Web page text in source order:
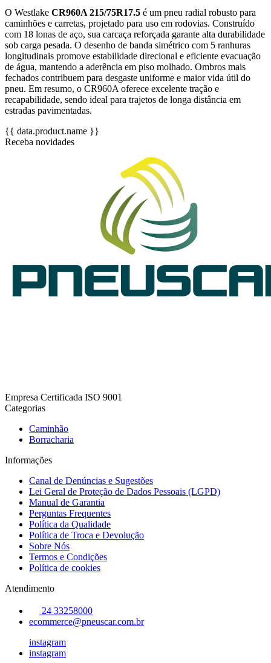
O Westlake CR960A 215/75R17.5 é um pneu radial robusto para
caminhões e carretas, projetado para uso em rodovias. Construído
com 18 lonas de aço, sua carcaça reforçada garante alta durabilidade
sob carga pesada. O desenho de banda simétrico com 5 ranhuras
longitudinais promove estabilidade direcional e eficiente evacuação
de água, mantendo a aderência em piso molhado. Ombros mais
fechados contribuem para desgaste uniforme e maior vida útil do
pneu. Em resumo, o CR960A oferece excelente tração e
recapabilidade, sendo ideal para trajetos de longa distância em
estradas pavimentadas.
{{ data.product.name }}
Receba novidades
Empresa Certificada ISO 9001
Categorias
Caminhão
Borracharia
Informações
Canal de Denúncias e Sugestões
Lei Geral de Proteção de Dados Pessoais (LGPD)
Manual de Garantia
Perguntas Frequentes
Política da Qualidade
Política de Troca e Devolução
Sobre Nós
Termos e Condições
Política de cookies
Atendimento
24 33258000
ecommerce@pneuscar.com.br
instagram
instagram